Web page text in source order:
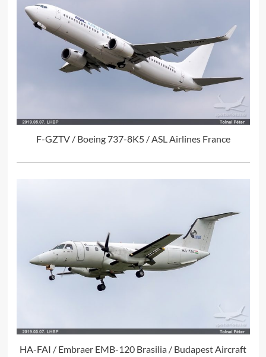
F-GZTV / Boeing 737-8K5 / ASL Airlines France
HA-FAI / Embraer EMB-120 Brasilia / Budapest Aircraft